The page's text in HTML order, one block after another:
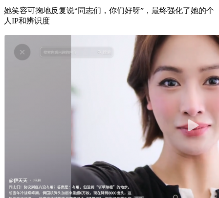
她笑容可掬地反复说“同志们，你们好呀”，最终强化了她的个
人IP和辨识度